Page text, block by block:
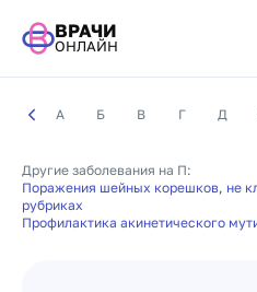
ВРАЧИ
ОНЛАЙН
А Б В Г Д
Другие заболевания на П:
Поражения шейных корешков, не
рубриках
Профилактика акинетического